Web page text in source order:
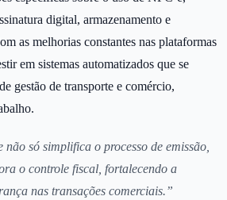
digital, armazenamento e
as melhorias constantes nas plataformas
em sistemas automatizados que se
gestão de transporte e comércio,
só simplifica o processo de emissão,
o controle fiscal, fortalecendo a
nas transações comerciais.”